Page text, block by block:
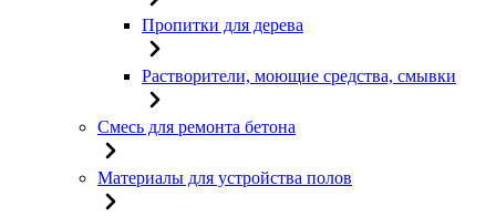
Пропитки для дерева
Растворители, моющие средства, смывки
Смесь для ремонта бетона
Материалы для устройства полов